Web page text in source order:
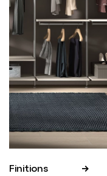
Finitions